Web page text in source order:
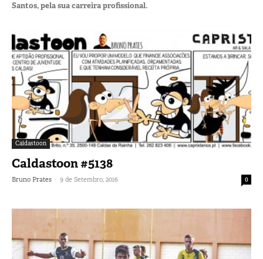
Santos, pela sua carreira profissional.
Caldastoon
Caldastoon #5138
Bruno Prates - 9 de Setembro, 2016 0